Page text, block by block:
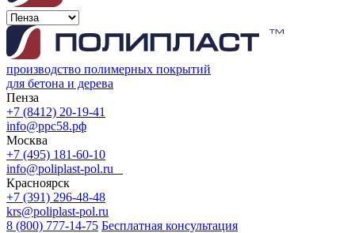
производство полимерных покрытий
для бетона и дерева
Пенза
+7 (8412) 20-19-41
info@ррс58.рф
Москва
+7 (495) 181-60-10
info@poliplast-pol.ru
Красноярск
+7 (391) 296-48-48
krs@poliplast-pol.ru
8 (800) 777-14-75 Бесплатная консультация